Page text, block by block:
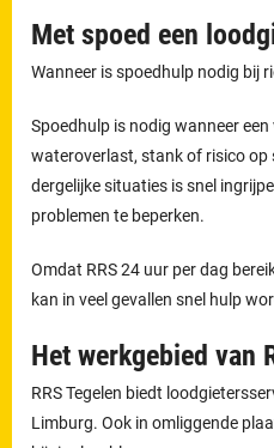
Met spoed een
Wanneer is spoedhulp nodig bij
Spoedhulp is nodig wanneer
wateroverlast, stank of risico op
dergelijke situaties is snel
problemen te beperken.
Omdat RRS 24 uur per dag
kan in veel gevallen snel hulp
Het werkgebied van
RRS Tegelen biedt
Limburg. Ook in omliggende